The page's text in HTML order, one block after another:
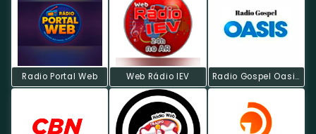
Radio Portal Web Web Rádio IEV Radio Gospel Oasis